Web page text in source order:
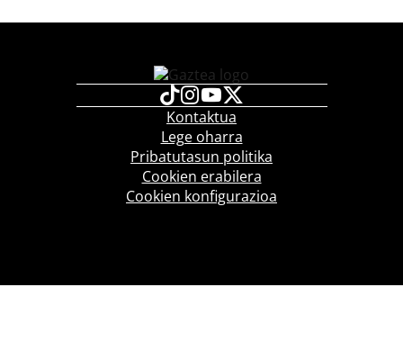
Kontaktua
Lege oharra
Pribatutasun politika
Cookien erabilera
Cookien konfigurazioa